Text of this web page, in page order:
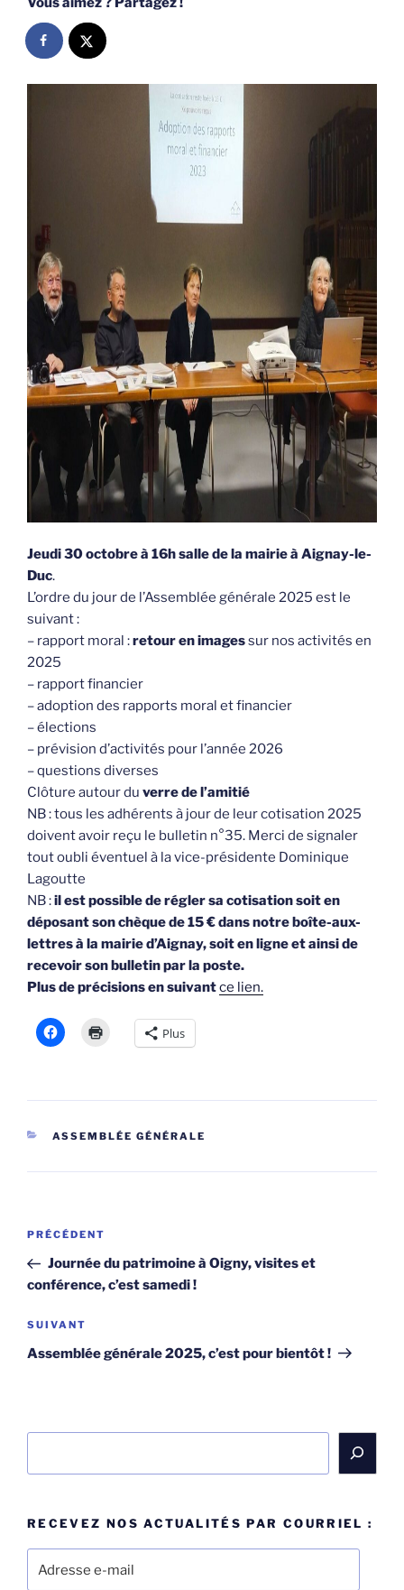
Jeudi 30 octobre à 16h salle de la mairie à Aignay-le-
Duc.
L’ordre du jour de l’Assemblée générale 2025 est le
suivant :
– rapport moral :retour en imagessur nos activités en
2025
– rapport financier
– adoption des rapports moral et financier
– élections
– prévision d’activités pour l’année 2026
– questions diverses
Clôture autour du verre de l’amitié
NB : tous les adhérents à jour de leur cotisation 2025
doivent avoir reçu le bulletin n°35. Merci de signaler
tout oubli éventuel à la vice-présidente Dominique
Lagoutte
NB :il est possible de régler sa cotisation soit en
déposant son chèque de 15 € dans notre boîte-aux-
lettres à la mairie d’Aignay, soit en ligne et ainsi de
recevoir son bulletin par la poste.
Plus de précisions en suivantce lien.
Plus
CATÉGORIES
ASSEMBLÉE GÉNÉRALE
Navigation
l’article
Article
précédent
PRÉCÉDENT
Journée du patrimoine à Oigny, visites et
conférence, c’est samedi !
Article
suivant
SUIVANT
Assemblée générale 2025, c’est pour bientôt !
RECEVEZ NOS ACTUALITÉS PAR COURRIEL :
e-